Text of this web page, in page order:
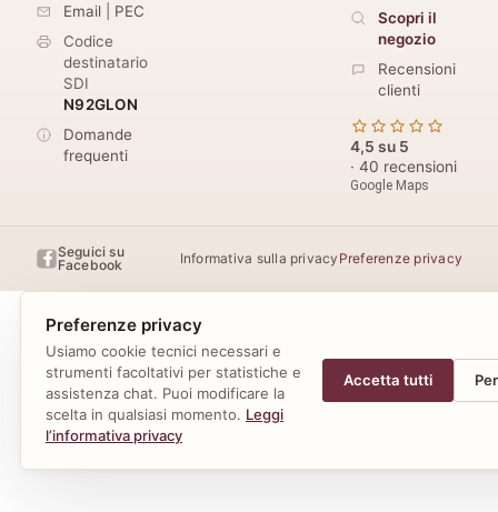
Email
PEC
Codice
destinatario
SDI
N92GLON
Domande
frequenti
Scopri il
negozio
Recensioni
clienti
4,5 su 5
· 40 recensioni
Google Maps
Seguici su
Facebook
Informativa sulla privacy Preferenze privacy
Preferenze privacy
Usiamo cookie tecnici necessari e
strumenti facoltativi per statistiche e
assistenza chat. Puoi modificare la
scelta in qualsiasi momento. Leggi
l’informativa privacy
Accetta tutti